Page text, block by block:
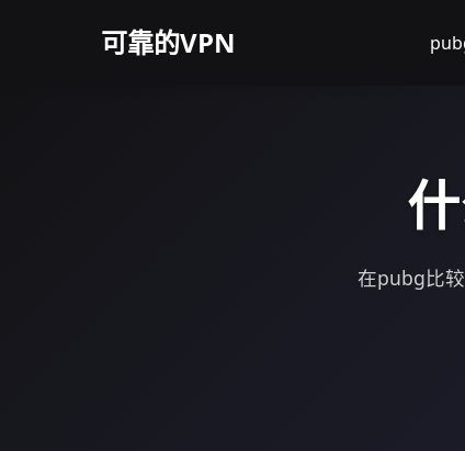
可靠的VPN
在pubg比